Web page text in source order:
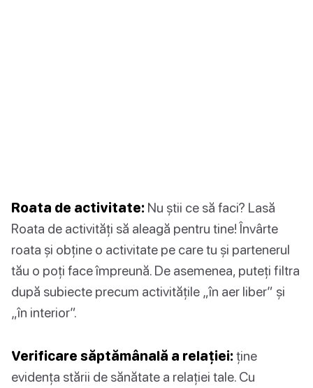
Roata de activitate: Nu știi ce să faci? Lasă
Roata de activități să aleagă pentru tine! Învârte
roata și obține o activitate pe care tu și partenerul
tău o poți face împreună. De asemenea, puteți filtra
după subiecte precum activitățile „în aer liber” și
„în interior”.
Verificare săptămânală a relației: ține
evidența stării de sănătate a relației tale. Cu